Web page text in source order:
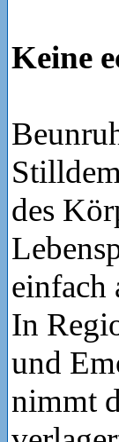
Keine
des
einfach
In
und
nimmt